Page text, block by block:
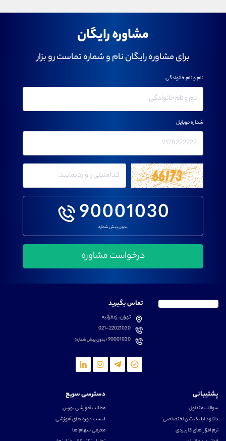
مشاوره رایگان
برای مشاوره رایگان نام و شماره تماست رو بزار
90001030
بدون پیش شماره
نام و نام خانوادگی
شماره موبایل
تماس بگیرید
تهران، زعفرانیه
021-22021030
90001030(بدون پیش شماره)
پشتیبانی
سوالات متداول
دانلود اپلیکیشن اختصاصی
نرم افزار های کاربردی
دسترسی سریع
مطالب آموزشی بورس
لیست دوره های آموزشی
معرفی سهام ها